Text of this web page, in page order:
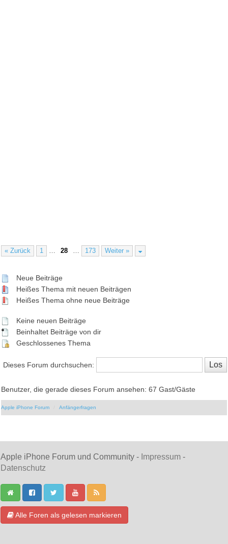
« Zurück 1 28 173 Weiter »
Neue Beiträge
Heißes Thema mit neuen Beiträgen
Heißes Thema ohne neue Beiträge
Keine neuen Beiträge
Beinhaltet Beiträge von dir
Geschlossenes Thema
Dieses Forum durchsuchen:
Benutzer, die gerade dieses Forum ansehen: 67 Gast/Gäste
Apple iPhone Forum Anfängerfragen
Apple iPhone Forum und Community - Impressum -
Datenschutz
Alle Foren als gelesen markieren